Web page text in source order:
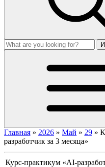
Главная » 2026 » Май » 29 »
разработчик за 3 месяца»
Курс-практикум «AI-